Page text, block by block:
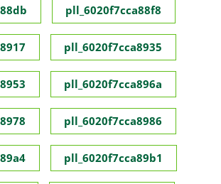
pll_6020f7cca88f8
pll_6020f7cca8935
pll_6020f7cca896a
pll_6020f7cca8986
pll_6020f7cca89b1